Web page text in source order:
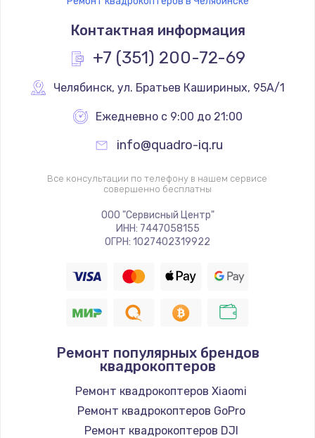
Контактная информация
+7 (351) 200-72-69
Челябинск, ул. Братьев Кашириных, 95А/1
Ежедневно с 9:00 до 21:00
info@quadro-iq.ru
Все консультации по телефону в нашем сервисе
совершенно бесплатны
ООО "Сервисный Центр"
ИНН: 7447058155
ОГРН: 1027402319922
Ремонт популярных брендов
квадрокоптеров
Ремонт квадрокоптеров Xiaomi
Ремонт квадрокоптеров GoPro
Ремонт квадрокоптеров DJI